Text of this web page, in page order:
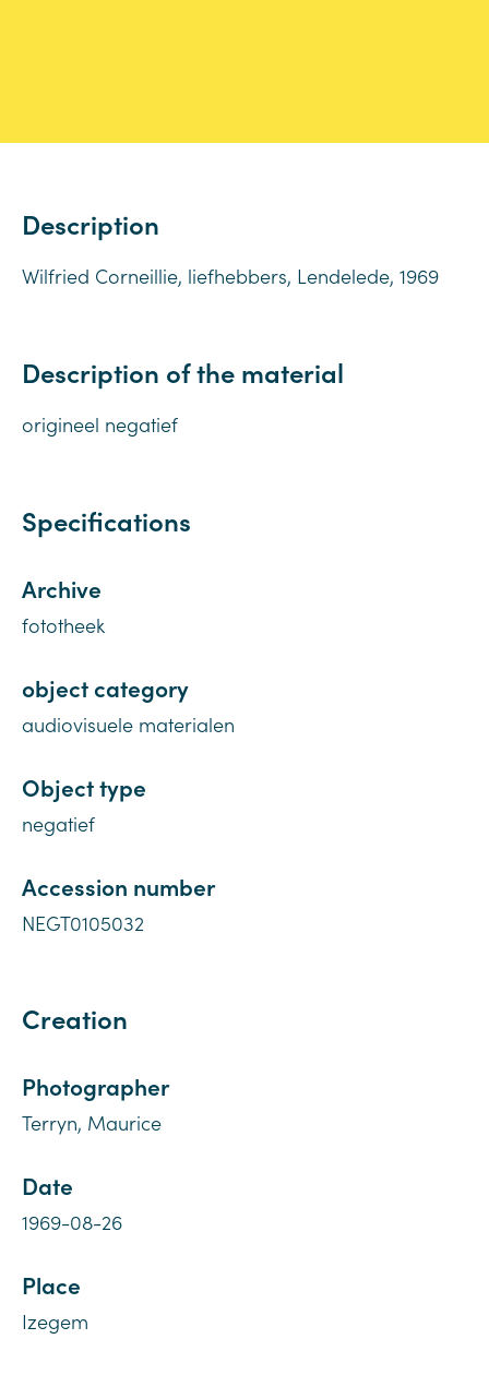
Description
Wilfried Corneillie, liefhebbers, Lendelede, 1969
Description of the material
origineel negatief
Specifications
Archive
fototheek
object category
audiovisuele materialen
Object type
negatief
Accession number
NEGT0105032
Creation
Photographer
Terryn, Maurice
Date
1969-08-26
Place
Izegem